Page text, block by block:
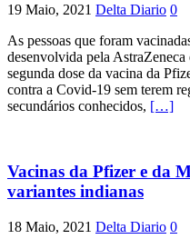
19 Maio, 2021 Delta Diario 0
As pessoas que foram
desenvolvida pela AstraZeneca
segunda dose da vacina da
contra a Covid-19 sem terem
secundários conhecidos, […]
Vacinas da Pfizer e da
variantes indianas
18 Maio, 2021 Delta Diario 0